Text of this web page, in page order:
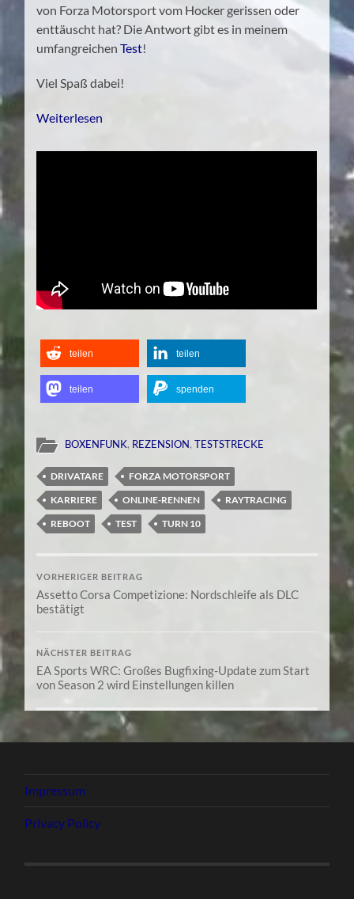
von Forza Motorsport vom Hocker gerissen oder
enttäuscht hat? Die Antwort gibt es in meinem
umfangreichenTest!
Viel Spaß dabei!
Weiterlesen
teilen teilen
teilen spenden
BOXENFUNK, REZENSION,TESTSTRECKE
DRIVATARE
FORZA MOTORSPORT
KARRIERE
ONLINE-RENNEN
RAYTRACING
REBOOT
TEST TURN 10
VORHERIGER BEITRAG
Assetto Corsa Competizione: Nordschleife als DLC
bestätigt
NÄCHSTER BEITRAG
EA Sports WRC: Großes Bugfixing-Update zum Start
von Season 2 wird Einstellungen killen
Impressum
Privacy Policy